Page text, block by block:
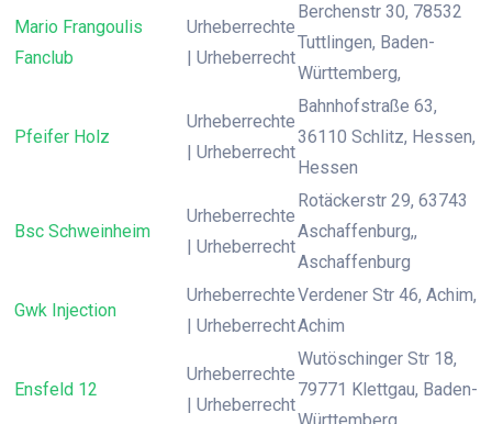
Mario Frangoulis
Fanclub
Urheberrechte
| Urheberrecht
Berchenstr 30, 78532
Tuttlingen, Baden-
Württemberg,
Pfeifer Holz
Urheberrechte
| Urheberrecht
Bahnhofstraße 63,
36110 Schlitz, Hessen,
Hessen
Bsc Schweinheim
Urheberrechte
| Urheberrecht
Rotäckerstr 29, 63743
Aschaffenburg,,
Aschaffenburg
Gwk Injection
Urheberrechte
| Urheberrecht
Verdener Str 46, Achim,
Achim
Ensfeld 12
Urheberrechte
| Urheberrecht
Wutöschinger Str 18,
79771 Klettgau, Baden-